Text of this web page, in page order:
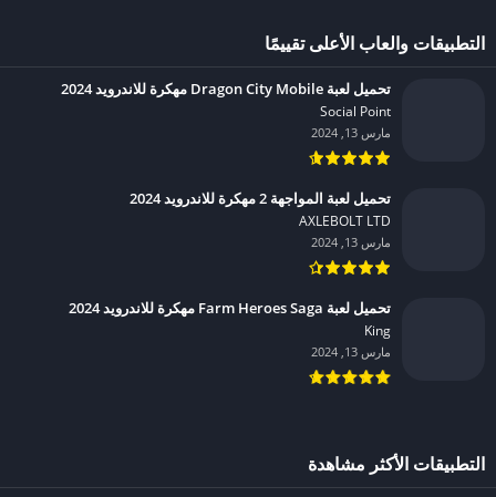
التطبيقات والعاب الأعلى تقييمًا
تحميل لعبة Dragon City Mobile مهكرة للاندرويد 2024
Social Point‏
مارس 13, 2024
تحميل لعبة المواجهة 2 مهكرة للاندرويد 2024
AXLEBOLT LTD‏
مارس 13, 2024
تحميل لعبة Farm Heroes Saga مهكرة للاندرويد 2024
King‏
مارس 13, 2024
التطبيقات الأكثر مشاهدة